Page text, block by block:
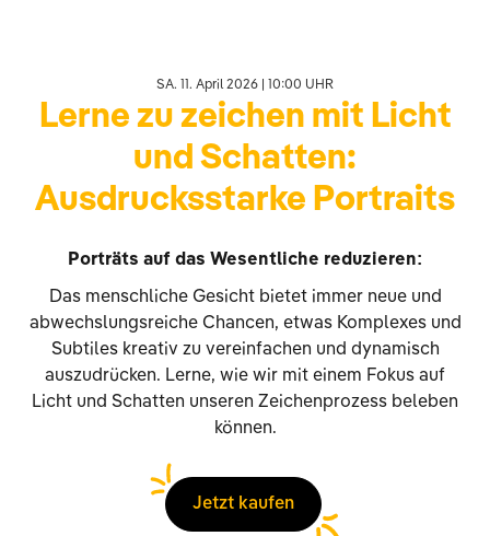
SA. 11. April 2026 | 10:00 UHR
Lerne zu zeichen mit Licht
und Schatten:
Ausdrucksstarke Portraits
Porträts auf das Wesentliche reduzieren:
Das menschliche Gesicht bietet immer neue und
abwechslungsreiche Chancen, etwas Komplexes und
Subtiles kreativ zu vereinfachen und dynamisch
auszudrücken. Lerne, wie wir mit einem Fokus auf
Licht und Schatten unseren Zeichenprozess beleben
können.
Jetzt kaufen